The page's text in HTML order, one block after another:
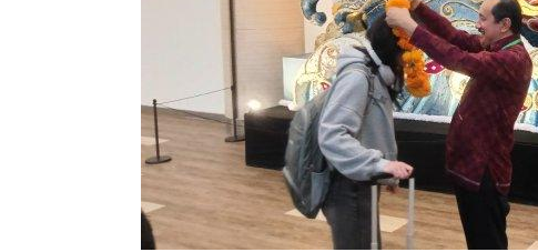
Libur Sekolah Bareng Keluarga, Hotel
Ini Tawarkan Paket Mulai Rp 199 Ribu